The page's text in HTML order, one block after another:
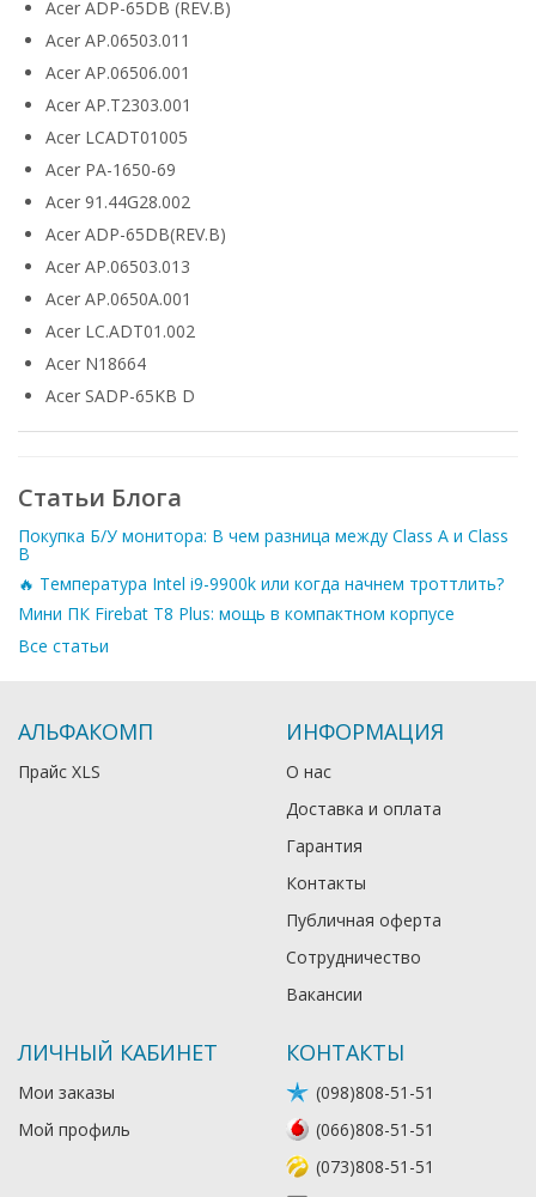
Acer ADP-65DB (REV.B)
Acer AP.06503.011
Acer AP.06506.001
Acer AP.T2303.001
Acer LCADT01005
Acer PA-1650-69
Acer 91.44G28.002
Acer ADP-65DB(REV.B)
Acer AP.06503.013
Acer AP.0650A.001
Acer LC.ADT01.002
Acer N18664
Acer SADP-65KB D
Статьи Блога
Покупка Б/У монитора: В чем разница между Class A и Class
B
🔥 Температура Intel i9-9900k или когда начнем троттлить?
Мини ПК Firebat T8 Plus: мощь в компактном корпусе
Все статьи
АЛЬФАКОМП
Прайс XLS
ИНФОРМАЦИЯ
О нас
Доставка и оплата
Гарантия
Контакты
Публичная оферта
Сотрудничество
Вакансии
ЛИЧНЫЙ КАБИНЕТ
Мои заказы
Мой профиль
КОНТАКТЫ
(098)808-51-51
(066)808-51-51
(073)808-51-51